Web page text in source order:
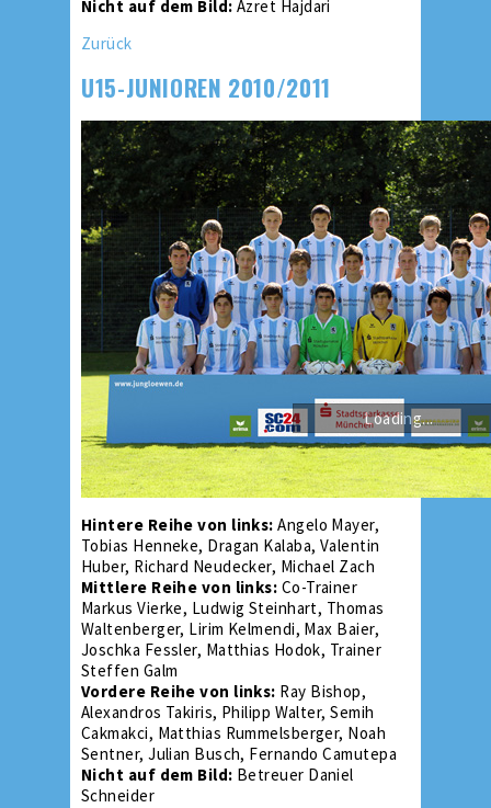
Nicht auf dem Bild: Azret Hajdari
Zurück
U15-JUNIOREN 2010/2011
Loading...
Hintere Reihe von links:Angelo Mayer,
Tobias Henneke, Dragan Kalaba, Valentin
Huber, Richard Neudecker, Michael Zach
Mittlere Reihe von links: Co-Trainer
Markus Vierke, Ludwig Steinhart, Thomas
Waltenberger, Lirim Kelmendi, Max Baier,
Joschka Fessler, Matthias Hodok, Trainer
Steffen Galm
Vordere Reihe von links: Ray Bishop,
Alexandros Takiris, Philipp Walter, Semih
Cakmakci, Matthias Rummelsberger, Noah
Sentner, Julian Busch, Fernando Camutepa
Nicht auf dem Bild: Betreuer Daniel
Schneider